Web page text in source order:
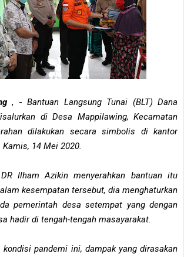
, - Bantuan Langsung Tunai (BLT) Dana
di Desa Mappilawing, Kecamatan
dilakukan secara simbolis di kantor
14 Mei 2020.
Ilham Azikin menyerahkan bantuan itu
kesempatan tersebut, dia menghaturkan
pemerintah desa setempat yang dengan
hadir di tengah-tengah masayarakat.
kondisi pandemi ini, dampak yang dirasakan